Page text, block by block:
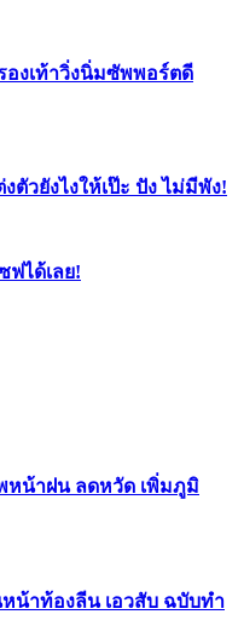
องเท้าวิ่งนิ่มซัพพอร์ตดี
ตัวยังไงให้เป๊ะ ปัง ไม่มีพัง!
ฟได้เลย!
หน้าฝน ลดหวัด เพิ่มภูมิ
น้าท้องลีน เอวสับ ฉบับทำ